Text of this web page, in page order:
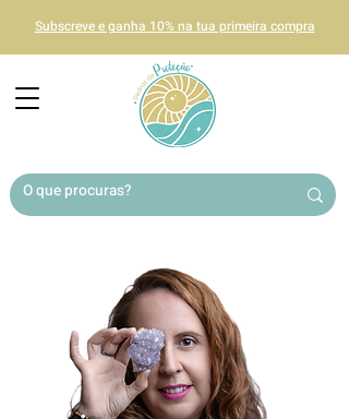
Subscreve e ganha 10% na tua primeira compra